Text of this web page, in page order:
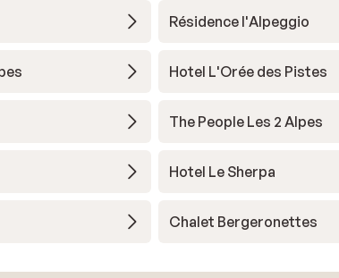
Résidence l'Alpeggio
Hotel L'Orée des Pistes
The People Les 2 Alpes
Hotel Le Sherpa
Chalet Bergeronettes